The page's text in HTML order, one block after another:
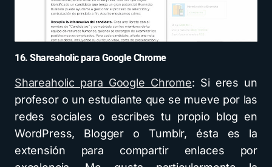
16. Shareaholic para Google Chrome
Shareaholic para Google Chrome: Si eres un
profesor o un estudiante que se mueve por las
redes sociales o escribes tu propio blog en
WordPress, Blogger o Tumblr, ésta es la
extensión para compartir enlaces por